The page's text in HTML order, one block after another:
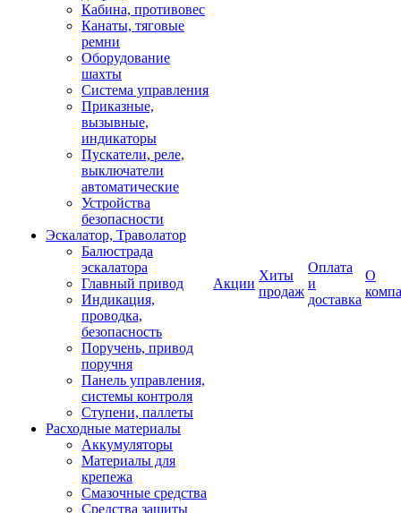
Кабина, противовес
Канаты, тяговые
ремни
Оборудование
шахты
Система управления
Приказные,
вызывные,
индикаторы
Пускатели, реле,
выключатели
автоматические
Устройства
безопасности
Эскалатор, Траволатор
Балюстрада
эскалатора
Главный привод
Индикация,
проводка,
безопасность
Поручень, привод
поручня
Панель управления,
системы контроля
Ступени, паллеты
Расходные материалы
Аккумуляторы
Материалы для
крепежа
Смазочные средства
Средства защиты
Акции
Хиты
продаж
Оплата
и
доставка
О